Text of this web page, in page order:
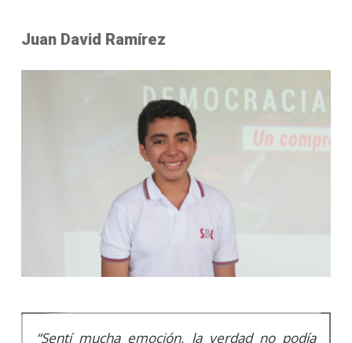
Juan David Ramírez
“Sentí mucha emoción, la verdad no podía